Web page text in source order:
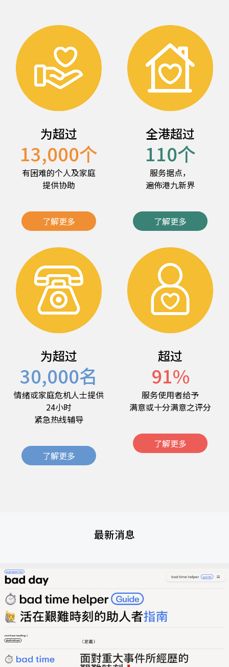
为超过
13,000个
有困难的个人及家庭
提供协助
了解更多
全港超过
110个
服务据点，
遍佈港九新界
了解更多
为超过
30,000名
情绪或家庭危机人士提供
24小时
紧急热线辅导
了解更多
超过
91%
服务使用者给予
满意或十分满意之评分
了解更多
最新消息